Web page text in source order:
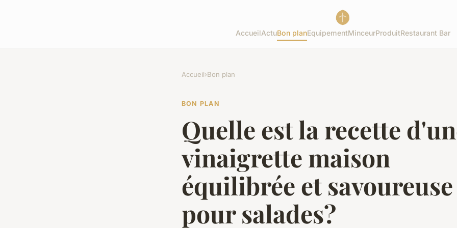
AccueilActuBon planEquipementMinceurProduitRestaurant Bar
Accueil›Bon plan
BON PLAN
Quelle est la recette
vinaigrette maison
équilibrée et savoureuse
pour salades?